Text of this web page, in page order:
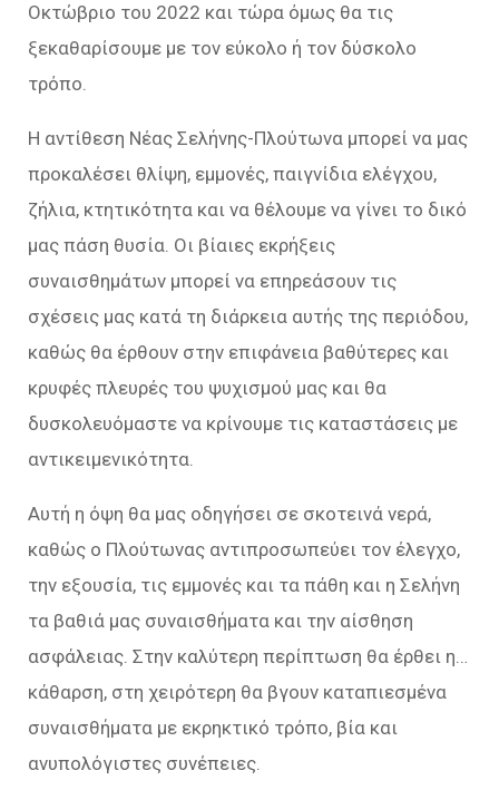
Οκτώβριο του 2022 και τώρα όμως θα τις
ξεκαθαρίσουμε με τον εύκολο ή τον δύσκολο
τρόπο.
Η αντίθεση Νέας Σελήνης-Πλούτωνα μπορεί να μας
προκαλέσει θλίψη, εμμονές, παιγνίδια ελέγχου,
ζήλια, κτητικότητα και να θέλουμε να γίνει το δικό
μας πάση θυσία. Οι βίαιες εκρήξεις
συναισθημάτων μπορεί να επηρεάσουν τις
σχέσεις μας κατά τη διάρκεια αυτής της περιόδου,
καθώς θα έρθουν στην επιφάνεια βαθύτερες και
κρυφές πλευρές του ψυχισμού μας και θα
δυσκολευόμαστε να κρίνουμε τις καταστάσεις με
αντικειμενικότητα.
Αυτή η όψη θα μας οδηγήσει σε σκοτεινά νερά,
καθώς ο Πλούτωνας αντιπροσωπεύει τον έλεγχο,
την εξουσία, τις εμμονές και τα πάθη και η Σελήνη
τα βαθιά μας συναισθήματα και την αίσθηση
ασφάλειας. Στην καλύτερη περίπτωση θα έρθει η…
κάθαρση, στη χειρότερη θα βγουν καταπιεσμένα
συναισθήματα με εκρηκτικό τρόπο, βία και
ανυπολόγιστες συνέπειες.